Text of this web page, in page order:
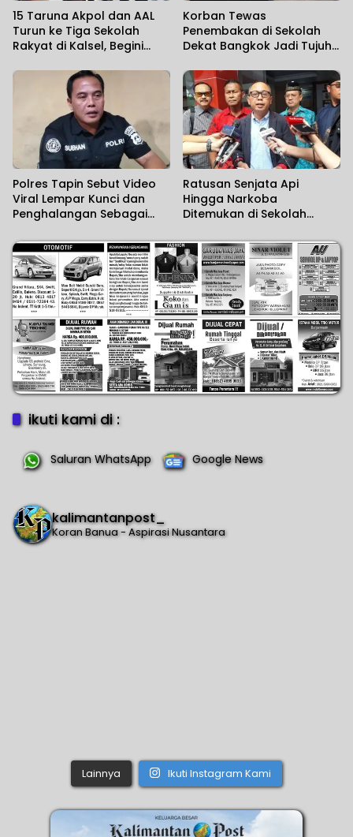
15 Taruna Akpol dan AAL
Turun ke Tiga Sekolah
Rakyat di Kalsel, Begini
Korban Tewas
Penembakan di Sekolah
Dekat Bangkok Jadi Tujuh
Polres Tapin Sebut Video
Viral Lempar Kunci dan
Penghalangan Sebagai
Ratusan Senjata Api
Hingga Narkoba
Ditemukan di Sekolah
ikuti kami di :
Saluran WhatsApp Google News
kalimantanpost_
Koran Banua - Aspirasi Nusantara
Lainnya Ikuti Instagram Kami